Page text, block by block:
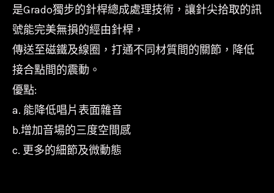
是Grado獨步的針桿總成處理技術，讓針尖拾取的訊
號能完美無損的經由針桿，
傳送至磁鐵及線圈，打通不同材質間的關節，降低
接合點間的震動。
優點:
a. 能降低唱片表面雜音
b.增加音場的三度空間感
c. 更多的細節及微動態